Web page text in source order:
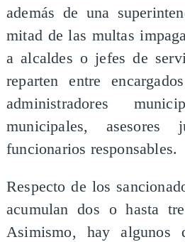
además de una
mitad de las multas
a alcaldes o jefes de
reparten entre
administradores
municipales,
funcionarios responsables.
Respecto de los
acumulan dos o hasta
Asimismo, hay algunos